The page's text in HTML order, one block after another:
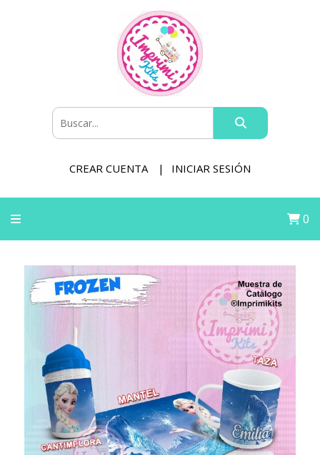
CREAR CUENTA INICIAR SESIÓN
0